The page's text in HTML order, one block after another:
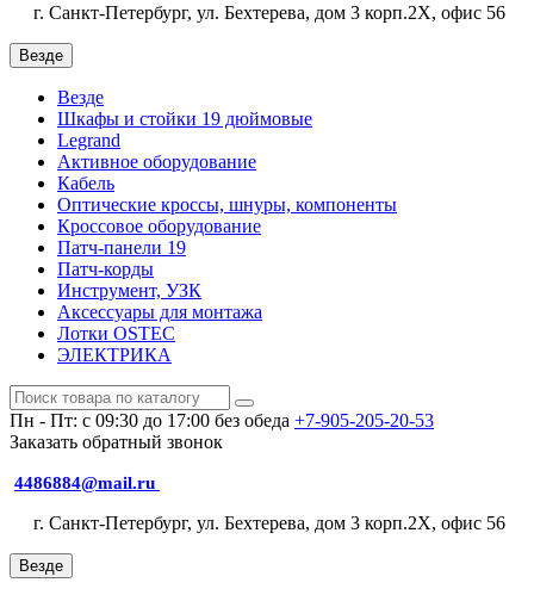
г. Санкт-Петербург, ул. Бехтерева, дом 3 корп.2X, офис 56
Везде
Везде
Шкафы и стойки 19 дюймовые
Legrand
Активное оборудование
Кабель
Оптические кроссы, шнуры, компоненты
Кроссовое оборудование
Патч-панели 19
Патч-корды
Инструмент, УЗК
Аксессуары для монтажа
Лотки OSTEC
ЭЛЕКТРИКА
Пн - Пт: с 09:30 до 17:00 без обеда +7-905-205-20-53
Заказать обратный звонок
4486884@mail.ru
г. Санкт-Петербург, ул. Бехтерева, дом 3 корп.2X, офис 56
Везде